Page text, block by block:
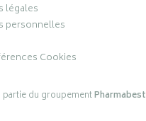
légales
personnelles
Cookies
du groupementPharmabest